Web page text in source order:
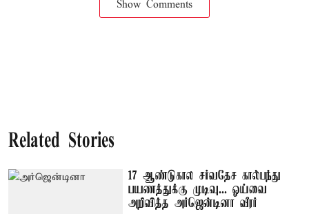
Show Comments
Related Stories
17 ஆண்டுகால சர்வதேச கால்பந்து
பயணத்துக்கு முடிவு... ஓய்வை
அறிவித்த அர்ஜென்டினா வீரர்